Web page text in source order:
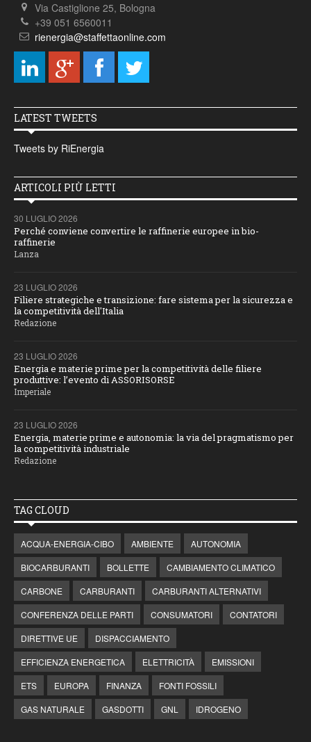
Via Castiglione 25, Bologna
+39 051 6560011
rienergia@staffettaonline.com
LATEST TWEETS
Tweets by RiEnergia
ARTICOLI PIÙ LETTI
30 LUGLIO 2026
Perché conviene convertire le raffinerie europee in bio-
raffinerie
Lanza
23 LUGLIO 2026
Filiere strategiche e transizione: fare sistema per la sicurezza e
la competitività dell'Italia
Redazione
23 LUGLIO 2026
Energia e materie prime per la competitività delle filiere
produttive: l’evento di ASSORISORSE
Imperiale
23 LUGLIO 2026
Energia, materie prime e autonomia: la via del pragmatismo per
la competitività industriale
Redazione
TAG CLOUD
ACQUA-ENERGIA-CIBO AMBIENTE
AUTONOMIA
BIOCARBURANTI
BOLLETTE
CAMBIAMENTO CLIMATICO
CARBONE
CARBURANTI
CARBURANTI ALTERNATIVI
CONFERENZA DELLE PARTI
CONSUMATORI
CONTATORI
DIRETTIVE UE
DISPACCIAMENTO
EFFICIENZA ENERGETICA
ELETTRICITÀ
EMISSIONI
ETS
EUROPA FINANZA
FONTI FOSSILI
GAS NATURALE
GASDOTTI GNL IDROGENO